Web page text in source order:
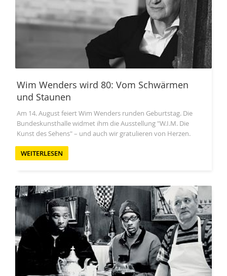
Wim Wenders wird 80: Vom Schwärmen
und Staunen
Am 14. August feiert Wim Wenders runden Geburtstag. Die
Bundeskunsthalle widmet ihm die Ausstellung "W.I.M. Die
Kunst des Sehens" – und auch wir gratulieren von Herzen.
WEITERLESEN